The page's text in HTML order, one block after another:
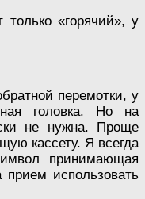
«горячий», у
перемотки, у
головка. Но на
не нужна. Проще
кассету. Я всегда
принимающая
прием использовать